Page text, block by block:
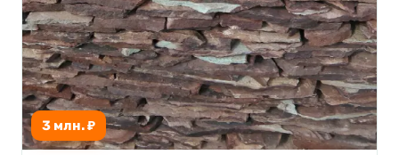
3 млн. ₽